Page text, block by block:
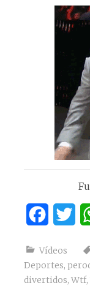
Vídeos
Deportes,
divertidos, Wtf,